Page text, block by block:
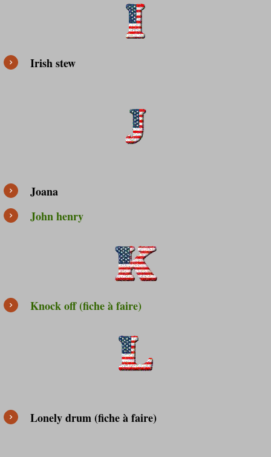
Irish stew
Joana
John henry
Knock off (fiche à faire)
Lonely drum (fiche à faire)